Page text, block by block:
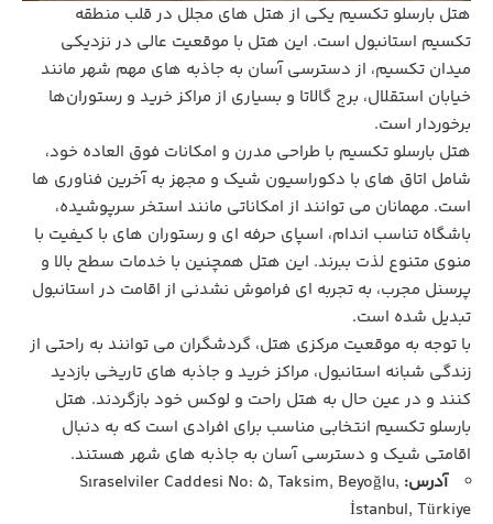
هتل بارسلو تکسیم یکی از هتل‌ های مجلل در قلب منطقه
تکسیم استانبول است. این هتل با موقعیت عالی در نزدیکی
میدان تکسیم، از دسترسی آسان به جاذبه‌ های مهم شهر مانند
خیابان استقلال، برج گالاتا و بسیاری از مراکز خرید و رستوران‌ها
برخوردار است.
هتل بارسلو تکسیم با طراحی مدرن و امکانات فوق ‌العاده خود،
شامل اتاق‌ های با دکوراسیون شیک و مجهز به آخرین فناوری‌ ها
است. مهمانان می‌ توانند از امکاناتی مانند استخر سرپوشیده،
باشگاه تناسب اندام، اسپای حرفه ‌ای و رستوران‌ های با کیفیت با
منوی متنوع لذت ببرند. این هتل همچنین با خدمات سطح بالا و
پرسنل مجرب، به تجربه ‌ای فراموش‌ نشدنی از اقامت در استانبول
تبدیل شده است.
با توجه به موقعیت مرکزی هتل، گردشگران می ‌توانند به راحتی از
زندگی شبانه استانبول، مراکز خرید و جاذبه‌ های تاریخی بازدید
کنند و در عین حال به هتل راحت و لوکس خود بازگردند. هتل
بارسلو تکسیم انتخابی مناسب برای افرادی است که به دنبال
اقامتی شیک و دسترسی آسان به جاذبه‌ های شهر هستند.
آدرس: Sıraselviler Caddesi No: 5, Taksim, Beyoğlu,
İstanbul, Türkiye